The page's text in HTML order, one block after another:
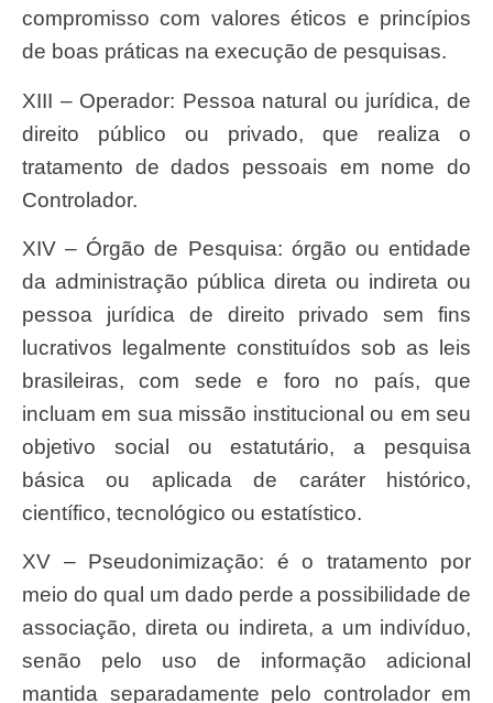
compromisso com valores éticos e princípios
de boas práticas na execução de pesquisas.
XIII – Operador: Pessoa natural ou jurídica, de
direito público ou privado, que realiza o
tratamento de dados pessoais em nome do
Controlador.
XIV – Órgão de Pesquisa: órgão ou entidade
da administração pública direta ou indireta ou
pessoa jurídica de direito privado sem fins
lucrativos legalmente constituídos sob as leis
brasileiras, com sede e foro no país, que
incluam em sua missão institucional ou em seu
objetivo social ou estatutário, a pesquisa
básica ou aplicada de caráter histórico,
científico, tecnológico ou estatístico.
XV – Pseudonimização: é o tratamento por
meio do qual um dado perde a possibilidade de
associação, direta ou indireta, a um indivíduo,
senão pelo uso de informação adicional
mantida separadamente pelo controlador em